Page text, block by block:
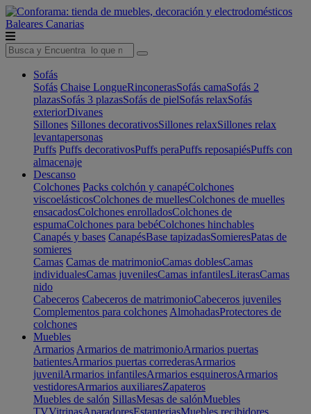
Baleares Canarias
Sofás
Sofás Chaise LongueRinconerasSofás camaSofás 2
plazasSofás 3 plazasSofás de pielSofás relaxSofás
exteriorDivanes
Sillones Sillones decorativosSillones relaxSillones relax
levantapersonas
Puffs Puffs decorativosPuffs peraPuffs reposapiésPuffs con
almacenaje
Descanso
Colchones Packs colchón y canapéColchones
viscoelásticosColchones de muellesColchones de muelles
ensacadosColchones enrolladosColchones de
espumaColchones para bebéColchones hinchables
Canapés y bases CanapésBase tapizadasSomieresPatas de
somieres
Camas Camas de matrimonioCamas doblesCamas
individualesCamas juvenilesCamas infantilesLiterasCamas
nido
Cabeceros Cabeceros de matrimonioCabeceros juveniles
Complementos para colchones AlmohadasProtectores de
colchones
Muebles
Armarios Armarios de matrimonioArmarios puertas
batientesArmarios puertas correderasArmarios
juvenilArmarios infantilesArmarios esquinerosArmarios
vestidoresArmarios auxiliaresZapateros
Muebles de salón SillasMesas de salónMuebles
TVVitrinasAparadoresEstanteriasMuebles recibidores